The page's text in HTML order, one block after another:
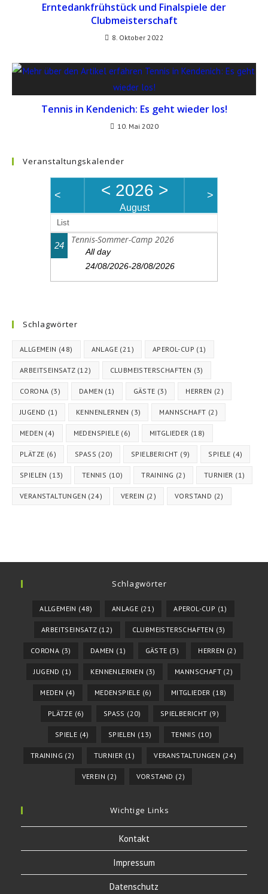
Erntedankfrühstück und Finalspiele der
Clubmeisterschaft
8. Oktober 2022
Tennis in Kendenich: Es geht wieder los!
10. Mai 2020
Veranstaltungskalender
< < 2026 >
August
>
List
24
Tennis-Sommer-Camp 2026
All day
24/08/2026-28/08/2026
Schlagwörter
ALLGEMEIN (48) ANLAGE (21) APEROL-CUP (1)
ARBEITSEINSATZ(12) CLUBMEISTERSCHAFTEN (3)
CORONA (3) DAMEN (1) GÄSTE (3) HERREN (2)
JUGEND (1) KENNENLERNEN (3) MANNSCHAFT (2)
MEDEN (4) MEDENSPIELE (6) MITGLIEDER (18)
PLÄTZE (6) SPASS (20) SPIELBERICHT (9) SPIELE (4)
SPIELEN (13) TENNIS (10) TRAINING (2) TURNIER (1)
VERANSTALTUNGEN (24) VEREIN (2) VORSTAND (2)
Schlagwörter
ALLGEMEIN (48) ANLAGE (21) APEROL-CUP (1)
ARBEITSEINSATZ(12) CLUBMEISTERSCHAFTEN (3)
CORONA (3) DAMEN (1) GÄSTE (3) HERREN (2)
JUGEND (1) KENNENLERNEN (3) MANNSCHAFT(2)
MEDEN (4) MEDENSPIELE (6) MITGLIEDER (18)
PLÄTZE (6) SPASS (20) SPIELBERICHT (9)
SPIELE (4) SPIELEN (13) TENNIS (10)
TRAINING (2) TURNIER (1) VERANSTALTUNGEN (24)
VEREIN (2) VORSTAND (2)
Wichtige Links
Kontakt
Impressum
Datenschutz